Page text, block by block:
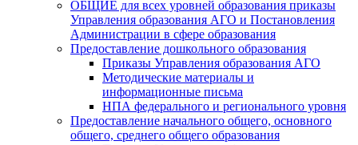
ОБЩИЕ для всех уровней образования приказы
Управления образования АГО и Постановления
Администрации в сфере образования
Предоставление дошкольного образования
Приказы Управления образования АГО
Методические материалы и
информационные письма
НПА федерального и регионального уровня
Предоставление начального общего, основного
общего, среднего общего образования